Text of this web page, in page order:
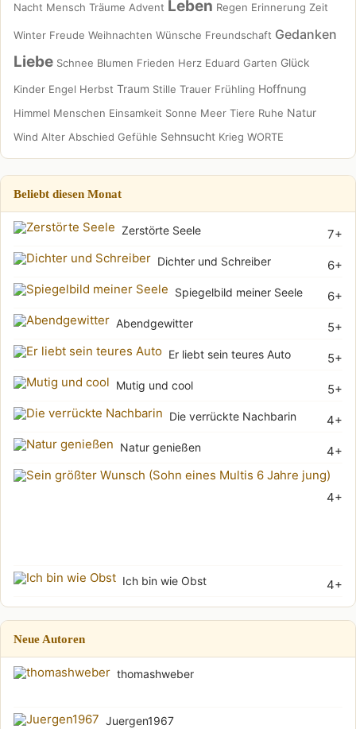
Nacht Mensch Träume Advent Leben Regen Erinnerung Zeit
Winter Freude Weihnachten Wünsche Freundschaft Gedanken
Liebe Schnee Blumen Frieden Herz Eduard Garten Glück
Kinder Engel Herbst Traum Stille Trauer Frühling Hoffnung
Himmel Menschen Einsamkeit Sonne Meer Tiere Ruhe Natur
Wind Alter Abschied Gefühle Sehnsucht Krieg WORTE
Beliebt diesen Monat
7+
Zerstörte Seele
6+
Dichter und Schreiber
6+
Spiegelbild meiner Seele
5+
Abendgewitter
5+
Er liebt sein teures Auto
5+
Mutig und cool
4+
Die verrückte Nachbarin
4+
Natur genießen
4+
4+
Ich bin wie Obst
Neue Autoren
thomashweber
Juergen1967